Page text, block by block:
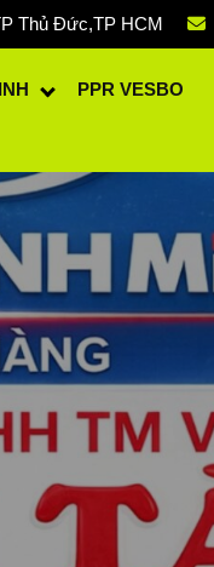
Thủ Đức,TP HCM
PPR VESBO